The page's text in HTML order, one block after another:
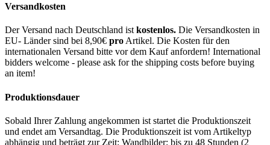
Versandkosten
Der Versand nach Deutschland ist kostenlos. Die Versandkosten in
EU- Länder sind bei 8,90€ pro Artikel. Die Kosten für den
internationalen Versand bitte vor dem Kauf anfordern! International
bidders welcome - please ask for the shipping costs before buying
an item!
Produktionsdauer
Sobald Ihrer Zahlung angekommen ist startet die Produktionszeit
und endet am Versandtag. Die Produktionszeit ist vom Artikeltyp
abhängig und beträgt zur Zeit: Wandbilder: bis zu 48 Stunden (2